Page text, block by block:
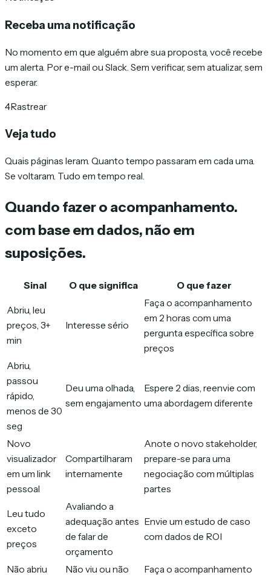
Receba uma notificação
No momento em que alguém abre sua proposta, você recebe
um alerta. Por e-mail ou Slack. Sem verificar, sem atualizar, sem
esperar.
4Rastrear
Veja tudo
Quais páginas leram. Quanto tempo passaram em cada uma.
Se voltaram. Tudo em tempo real.
Quando fazer o acompanhamento.
com base em dados, não em
suposições.
Sinal O que significa O que fazer
Abriu, leu
preços, 3+
min
Interesse sério
Faça o acompanhamento
em 2 horas com uma
pergunta específica sobre
preços
Abriu,
passou
rápido,
menos de 30
seg
Deu uma olhada,
sem engajamento
Espere 2 dias, reenvie com
uma abordagem diferente
Novo
visualizador
em um link
pessoal
Compartilharam
internamente
Anote o novo stakeholder,
prepare-se para uma
negociação com múltiplas
partes
Leu tudo
exceto
preços
Avaliando a
adequação antes
de falar de
orçamento
Envie um estudo de caso
com dados de ROI
Não abriu
Não viu ou não
Faça o acompanhamento